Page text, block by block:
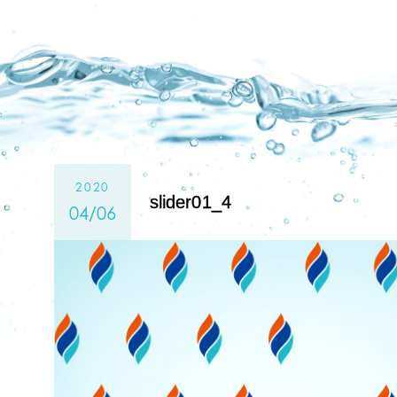
2020
04/06
slider01_4